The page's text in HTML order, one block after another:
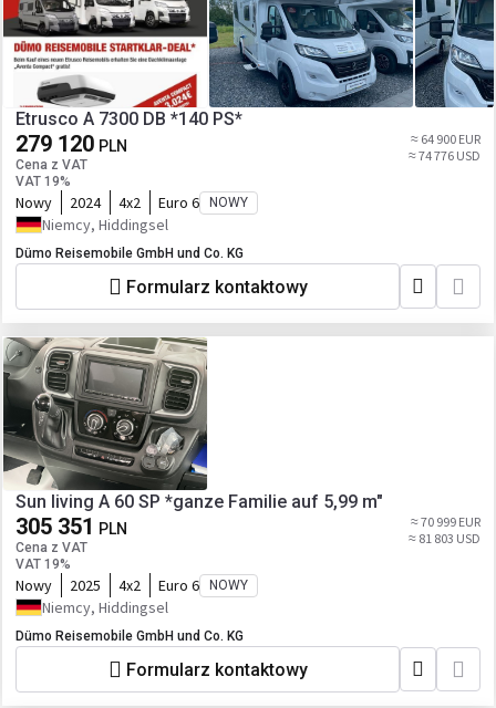
Etrusco A 7300 DB *140 PS*
279 120 PLN
Cena z VAT
VAT 19%
≈ 64 900 EUR
≈ 74 776 USD
Nowy 2024 4x2 Euro 6 NOWY
Niemcy, Hiddingsel
Dümo Reisemobile GmbH und Co. KG
Formularz kontaktowy
Sun living A 60 SP *ganze Familie auf 5,99 m"
305 351 PLN
Cena z VAT
VAT 19%
≈ 70 999 EUR
≈ 81 803 USD
Nowy 2025 4x2 Euro 6 NOWY
Niemcy, Hiddingsel
Dümo Reisemobile GmbH und Co. KG
Formularz kontaktowy